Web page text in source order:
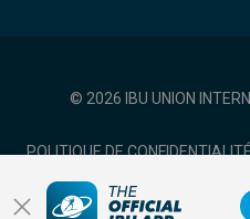
© 2026 IBU UNION
POLITIQUE DE
COOKIES